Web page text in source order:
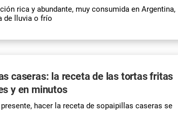
rica y abundante, muy consumida en Argentina,
de lluvia o frío
caseras: la receta de las tortas fritas
y en minutos
hacer la receta de sopaipillas caseras se